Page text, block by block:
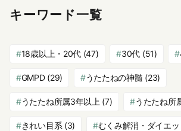
キーワード一覧
18歳以上・20代 (47) 30代 (51)
GMPD(29) うたたねの神髄 (23)
うたたね所属3年以上 (7) うたたね所
きれい目系 (3) むくみ解消・ダイエッ